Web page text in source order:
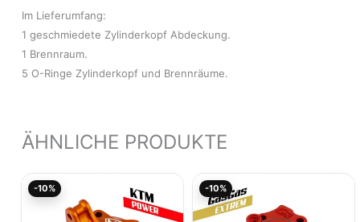
Im Lieferumfang:
1 geschmiedete Zylinderkopf Abdeckung.
1 Brennraum.
5 O-Ringe Zylinderkopf und Brennräume.
ÄHNLICHE PRODUKTE
-10%
war:
146,37€
ist:
131,73€.
-10%
156,03€
Preis
ist:
140,43€.